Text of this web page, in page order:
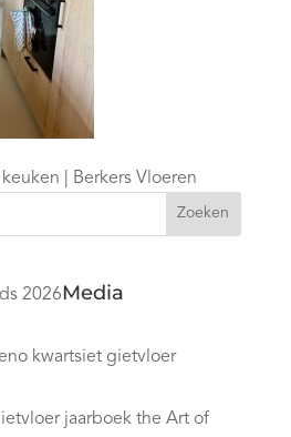
| Berkers Vloeren
Zoeken
2026
kwartsiet gietvloer
jaarboek the Art of
Media